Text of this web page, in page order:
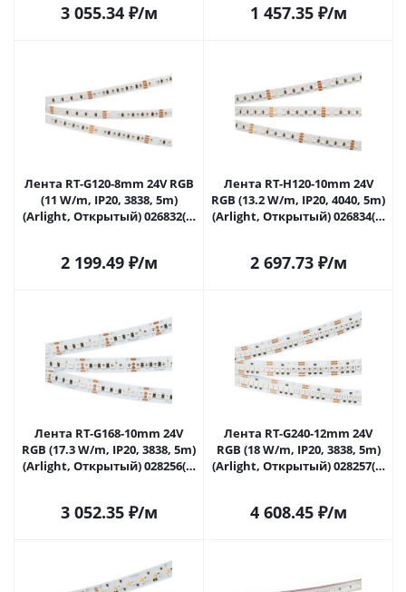
3 055.34₽/м 1 457.35₽/м
Лента RT-G120-8mm 24V RGB
(11 W/m, IP20, 3838, 5m)
(Arlight, Открытый) 026832(2)
2 199.49₽/м
Лента RT-H120-10mm 24V
RGB (13.2 W/m, IP20, 4040, 5m)
(Arlight, Открытый) 026834(2)
2 697.73₽/м
Лента RT-G168-10mm 24V
RGB (17.3 W/m, IP20, 3838, 5m)
(Arlight, Открытый) 028256(2)
3 052.35₽/м
Лента RT-G240-12mm 24V
RGB (18 W/m, IP20, 3838, 5m)
(Arlight, Открытый) 028257(2)
4 608.45₽/м